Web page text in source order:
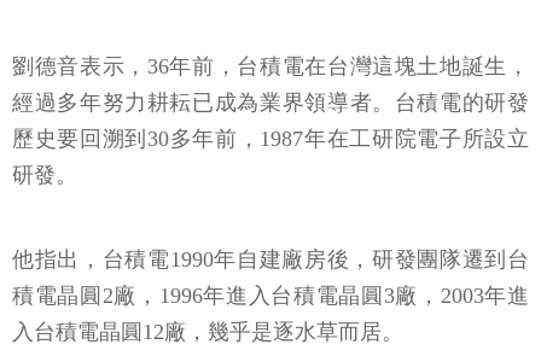
劉德音表示，36年前，台積電在台灣這塊土地誕生，
經過多年努力耕耘已成為業界領導者。台積電的研發
歷史要回溯到30多年前，1987年在工研院電子所設立
研發。
他指出，台積電1990年自建廠房後，研發團隊遷到台
積電晶圓2廠，1996年進入台積電晶圓3廠，2003年進
入台積電晶圓12廠，幾乎是逐水草而居。